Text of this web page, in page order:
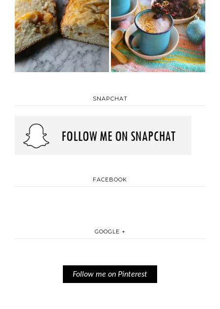
SNAPCHAT
FACEBOOK
GOOGLE +
Follow me on Pinterest